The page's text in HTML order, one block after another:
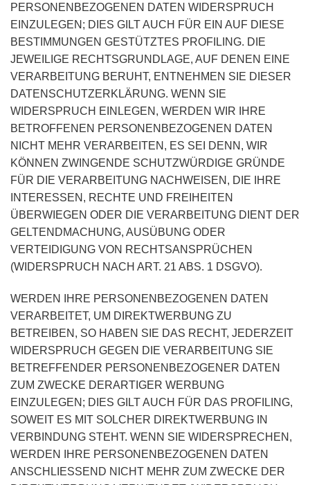
PERSONENBEZOGENEN DATEN WIDERSPRUCH
EINZULEGEN; DIES GILT AUCH FÜR EIN AUF DIESE
BESTIMMUNGEN GESTÜTZTES PROFILING. DIE
JEWEILIGE RECHTSGRUNDLAGE, AUF DENEN EINE
VERARBEITUNG BERUHT, ENTNEHMEN SIE DIESER
DATENSCHUTZERKLÄRUNG. WENN SIE
WIDERSPRUCH EINLEGEN, WERDEN WIR IHRE
BETROFFENEN PERSONENBEZOGENEN DATEN
NICHT MEHR VERARBEITEN, ES SEI DENN, WIR
KÖNNEN ZWINGENDE SCHUTZWÜRDIGE GRÜNDE
FÜR DIE VERARBEITUNG NACHWEISEN, DIE IHRE
INTERESSEN, RECHTE UND FREIHEITEN
ÜBERWIEGEN ODER DIE VERARBEITUNG DIENT DER
GELTENDMACHUNG, AUSÜBUNG ODER
VERTEIDIGUNG VON RECHTSANSPRÜCHEN
(WIDERSPRUCH NACH ART. 21 ABS. 1 DSGVO).
WERDEN IHRE PERSONENBEZOGENEN DATEN
VERARBEITET, UM DIREKTWERBUNG ZU
BETREIBEN, SO HABEN SIE DAS RECHT, JEDERZEIT
WIDERSPRUCH GEGEN DIE VERARBEITUNG SIE
BETREFFENDER PERSONENBEZOGENER DATEN
ZUM ZWECKE DERARTIGER WERBUNG
EINZULEGEN; DIES GILT AUCH FÜR DAS PROFILING,
SOWEIT ES MIT SOLCHER DIREKTWERBUNG IN
VERBINDUNG STEHT. WENN SIE WIDERSPRECHEN,
WERDEN IHRE PERSONENBEZOGENEN DATEN
ANSCHLIESSEND NICHT MEHR ZUM ZWECKE DER